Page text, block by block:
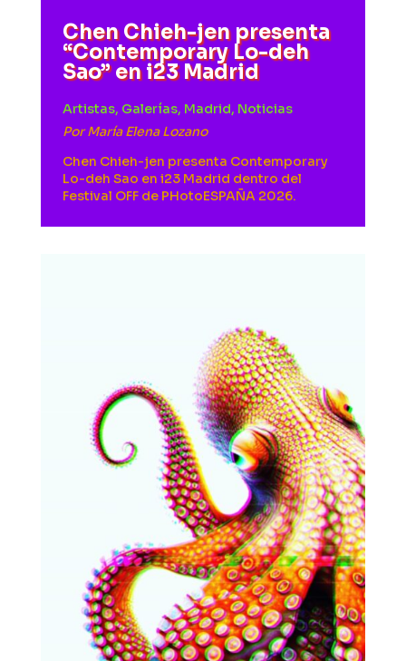
Chen Chieh-jen presenta
“Contemporary Lo-deh
Sao” en i23 Madrid
Artistas, Galerías, Madrid, Noticias
PorMaría Elena Lozano
Chen Chieh-jen presenta Contemporary
Lo-deh Sao en i23 Madrid dentro del
Festival OFF de PHotoESPAÑA 2026.